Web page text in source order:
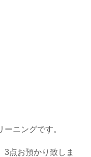
ニングです。
3点お預かり致しま